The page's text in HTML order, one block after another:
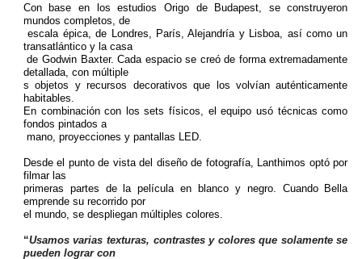
Con base en los estudios Origo de Budapest, se construyeron
mundos completos, de
escala épica, de Londres, París, Alejandría y Lisboa, así como un
transatlántico y la casa
de Godwin Baxter. Cada espacio se creó de forma extremadamente
detallada, con múltiple
s objetos y recursos decorativos que los volvían auténticamente
habitables.
En combinación con los sets físicos, el equipo usó técnicas como
fondos pintados a
mano, proyecciones y pantallas LED.
Desde el punto de vista del diseño de fotografía, Lanthimos optó por
filmar las
primeras partes de la película en blanco y negro. Cuando Bella
emprende su recorrido por
el mundo, se despliegan múltiples colores.
“Usamos varias texturas, contrastes y colores que solamente se
pueden lograr con